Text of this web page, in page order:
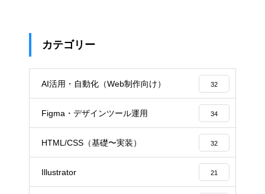
カテゴリー
AI活用・自動化（Web制作向け） 32
Figma・デザインツール運用 34
HTML/CSS（基礎〜実装） 32
Illustrator 21